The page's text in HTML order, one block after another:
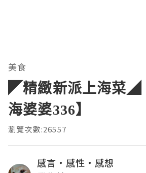
美食
◤精緻新派上海菜
海婆婆336】
瀏覽次數:26557
感言‧感性‧感想